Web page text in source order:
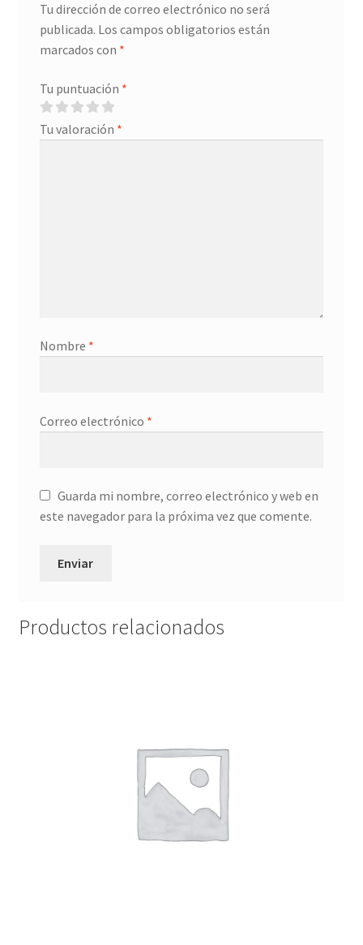
Tu dirección de correo electrónico no será
publicada. Los campos obligatorios están
marcados con *
Tu puntuación *
Tu valoración *
Nombre *
Correo electrónico *
Guarda mi nombre, correo electrónico y web en
este navegador para la próxima vez que comente.
Productos relacionados